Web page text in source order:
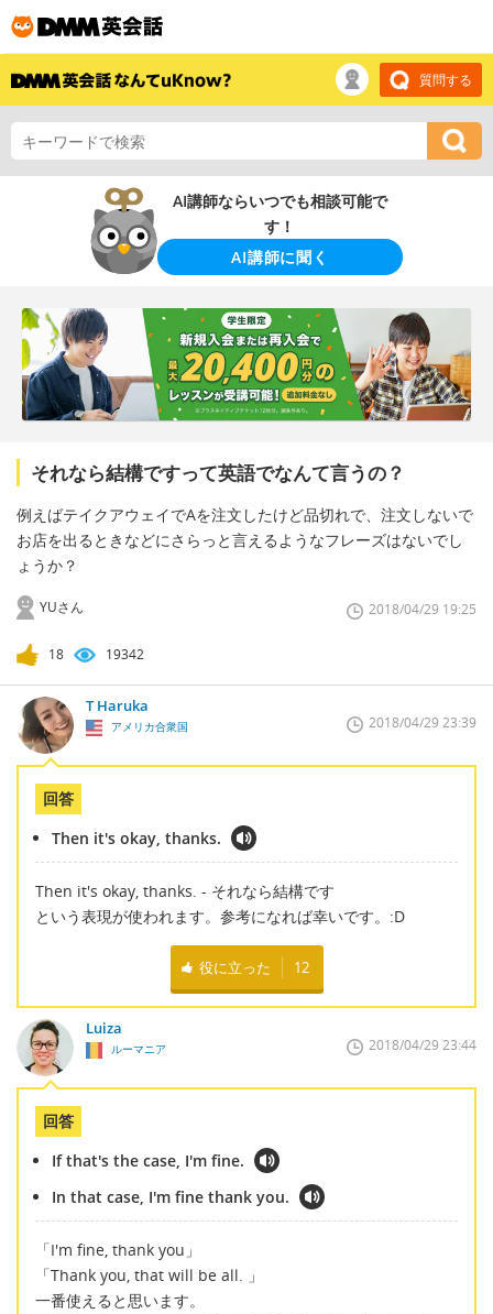
質問する
AI講師ならいつでも相談可能で
す！
AI講師に聞く
それなら結構ですって英語でなんて言うの？
例えばテイクアウェイでAを注文したけど品切れで、注文しないで
お店を出るときなどにさらっと言えるようなフレーズはないでし
ょうか？
YUさん 2018/04/29 19:25
18 19342
T Haruka
アメリカ合衆国 2018/04/29 23:39
回答
Then it's okay, thanks.
Then it's okay, thanks. - それなら結構です
という表現が使われます。参考になれば幸いです。:D
役に立った 12
Luiza
ルーマニア 2018/04/29 23:44
回答
If that's the case, I'm fine.
In that case, I'm fine thank you.
「I'm fine, thank you」
「Thank you, that will be all. 」
一番使えると思います。